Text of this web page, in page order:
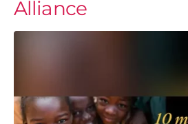
Alliance